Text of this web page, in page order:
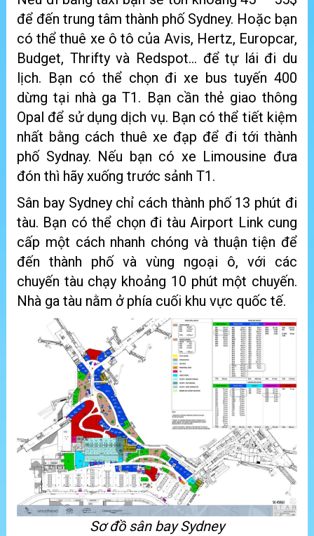
để đến trung tâm thành phố Sydney. Hoặc bạn
có thể thuê xe ô tô của Avis, Hertz, Europcar,
Budget, Thrifty và Redspot… để tự lái đi du
lịch. Bạn có thể chọn đi xe bus tuyến 400
dừng tại nhà ga T1. Bạn cần thẻ giao thông
Opal để sử dụng dịch vụ. Bạn có thể tiết kiệm
nhất bằng cách thuê xe đạp để đi tới thành
phố Sydnay. Nếu bạn có xe Limousine đưa
đón thì hãy xuống trước sảnh T1.
Sân bay Sydney chỉ cách thành phố 13 phút đi
tàu. Bạn có thể chọn đi tàu Airport Link cung
cấp một cách nhanh chóng và thuận tiện để
đến thành phố và vùng ngoại ô, với các
chuyến tàu chạy khoảng 10 phút một chuyến.
Nhà ga tàu nằm ở phía cuối khu vực quốc tế.
Sơ đồ sân bay Sydney